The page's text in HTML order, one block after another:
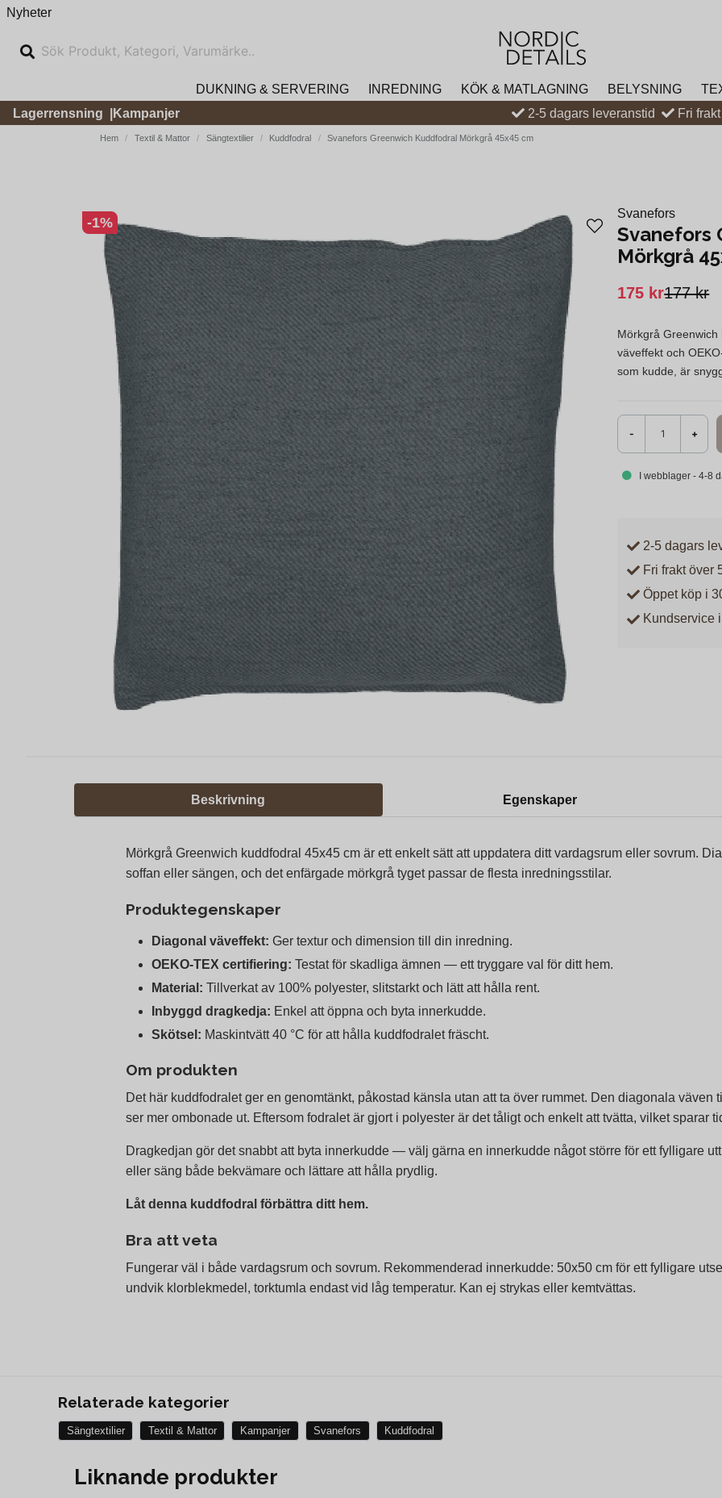
Nyheter
DUKNING & SERVERING INREDNING KÖK & MATLAGNING BELYSNING
Lagerrensning
Kampanjer 2-5 dagars leveranstid Fri
Hem Textil & Mattor Sängtextilier Kuddfodral Svanefors Greenwich Kuddfodral Mörkgrå 45x45 cm
-1%
Svanefors
Svanefors
Mörkgrå
177 kr
175 kr
Mörkgrå
väveffekt och
som kudde, är
- +
I webblager - 4-8
2-5 dagars
Fri frakt över
Öppet köp i
Kundservice
Beskrivning Egenskaper
Mörkgrå Greenwich kuddfodral 45x45 cm är ett enkelt sätt att uppdatera ditt vardagsrum eller sovrum.
soffan eller sängen, och det enfärgade mörkgrå tyget passar de flesta inredningsstilar.
Produktegenskaper
Diagonal väveffekt: Ger textur och dimension till din inredning.
OEKO‑TEX certifiering: Testat för skadliga ämnen — ett tryggare val för ditt hem.
Material: Tillverkat av 100% polyester, slitstarkt och lätt att hålla rent.
Inbyggd dragkedja: Enkel att öppna och byta innerkudde.
Skötsel: Maskintvätt 40 °C för att hålla kuddfodralet fräscht.
Om produkten
Det här kuddfodralet ger en genomtänkt, påkostad känsla utan att ta över rummet. Den diagonala väven
ser mer ombonade ut. Eftersom fodralet är gjort i polyester är det tåligt och enkelt att tvätta, vilket sparar
Dragkedjan gör det snabbt att byta innerkudde — välj gärna en innerkudde något större för ett fylligare
eller säng både bekvämare och lättare att hålla prydlig.
Låt denna kuddfodral förbättra ditt hem.
Bra att veta
Fungerar väl i både vardagsrum och sovrum. Rekommenderad innerkudde: 50x50 cm för ett fylligare
undvik klorblekmedel, torktumla endast vid låg temperatur. Kan ej strykas eller kemtvättas.
Relaterade kategorier
Sängtextilier Textil & Mattor Kampanjer Svanefors Kuddfodral
Liknande produkter